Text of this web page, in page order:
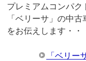
プレミアムコンパク
「ベリーサ」の中
をお伝えします・・
「ベリー